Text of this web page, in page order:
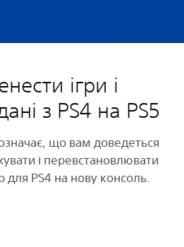
ігри і
з PS4 на PS5
що вам доведеться
і перевстановлювати
для PS4 на нову консоль.